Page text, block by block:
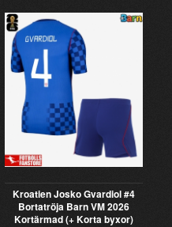
Kroatien Josko Gvardiol #4
Bortatröja Barn VM 2026
Kortärmad (+ Korta byxor)